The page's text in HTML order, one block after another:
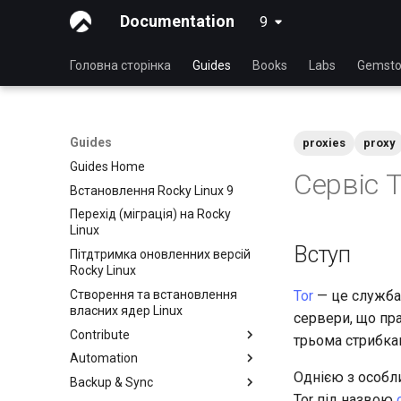
Documentation 9 latest
Головна сторінка Guides Books Labs
Guides
Guides Home
Встановлення Rocky Linux 9
Перехід (міграція) на Rocky
Linux
Пітдтримка оновленних версій
Rocky Linux
Створення та встановлення
власних ядер Linux
Contribute
Index
Посібник для початківців
Automation
anacron - Автоматизація
Backup & Sync
proxies proxy
Сервіс
Вступ
Tor — це служба
сервери, що
трьома
Однією з